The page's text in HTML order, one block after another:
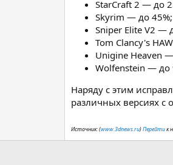
StarCraft 2 — до
Skyrim — до 45%;
Sniper Elite V2 —
Tom Clancy's
Unigine Heaven
Wolfenstein — до
Наряду с этим
различных версиях с
Источник: (www.3dnews.ru)Перейтик